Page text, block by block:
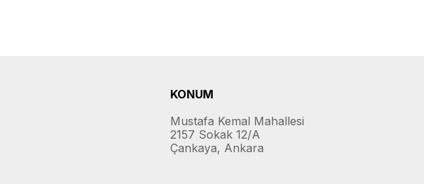
KONUM
Mustafa Kemal Mahallesi
2157 Sokak 12/A
Çankaya, Ankara